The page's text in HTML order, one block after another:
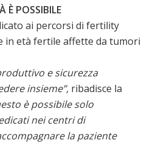
È POSSIBILE
ai percorsi di fertility
in età fertile affette da tumori
e sicurezza
insieme”, ribadisce la
è possibile solo
nei centri di
la paziente